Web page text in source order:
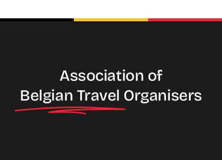
Association of
Belgian Travel Organisers